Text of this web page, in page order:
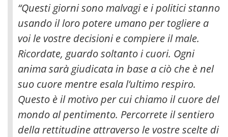
“Questi giorni sono malvagi e i politici stanno
usando il loro potere umano per togliere a
voi le vostre decisioni e compiere il male.
Ricordate, guardo soltanto i cuori. Ogni
anima sarà giudicata in base a ciò che è nel
suo cuore mentre esala l’ultimo respiro.
Questo è il motivo per cui chiamo il cuore del
mondo al pentimento. Percorrete il sentiero
della rettitudine attraverso le vostre scelte di